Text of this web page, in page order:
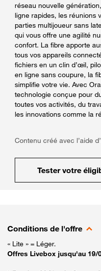
réseau nouvelle
ligne rapides, les réunions
parties multijoueur sans
qui vous offre une agilité
confort. La fibre apporte
tous vos appareils
fichiers en un clin d’œil,
en ligne sans coupure, la
simplifie votre vie. Avec
technologie conçue pour
toutes vos activités, du
les innovations comme la
Contenu créé avec l’aide
Tester votre
Conditions de l'offre
« Lite » = Léger.
Offres Livebox jusqu'au 19/